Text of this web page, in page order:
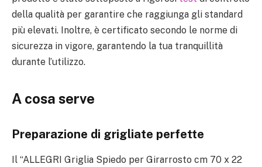
della qualità per garantire che raggiunga gli standard
più elevati. Inoltre, è certificato secondo le norme di
sicurezza in vigore, garantendo la tua tranquillità
durante l’utilizzo.
A cosa serve
Preparazione di grigliate perfette
Il “ALLEGRI Griglia Spiedo per Girarrosto cm 70 x 22